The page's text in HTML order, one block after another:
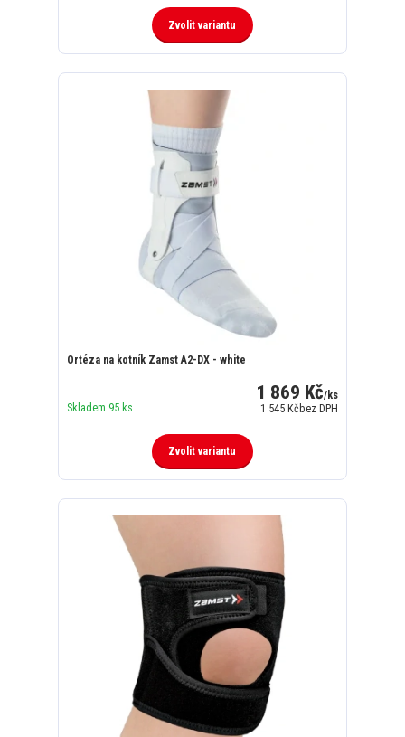
Zvolit variantu
Ortéza na kotník Zamst A2-DX - white
1 869 Kč/ks
1 545 Kčbez DPH
Skladem 95 ks
Zvolit variantu